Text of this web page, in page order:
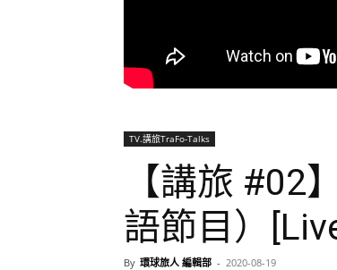
TV.講旅TraFo-Talks
【講旅 #02
語節目）
By 環球旅人 編輯部 - 2020-08-19